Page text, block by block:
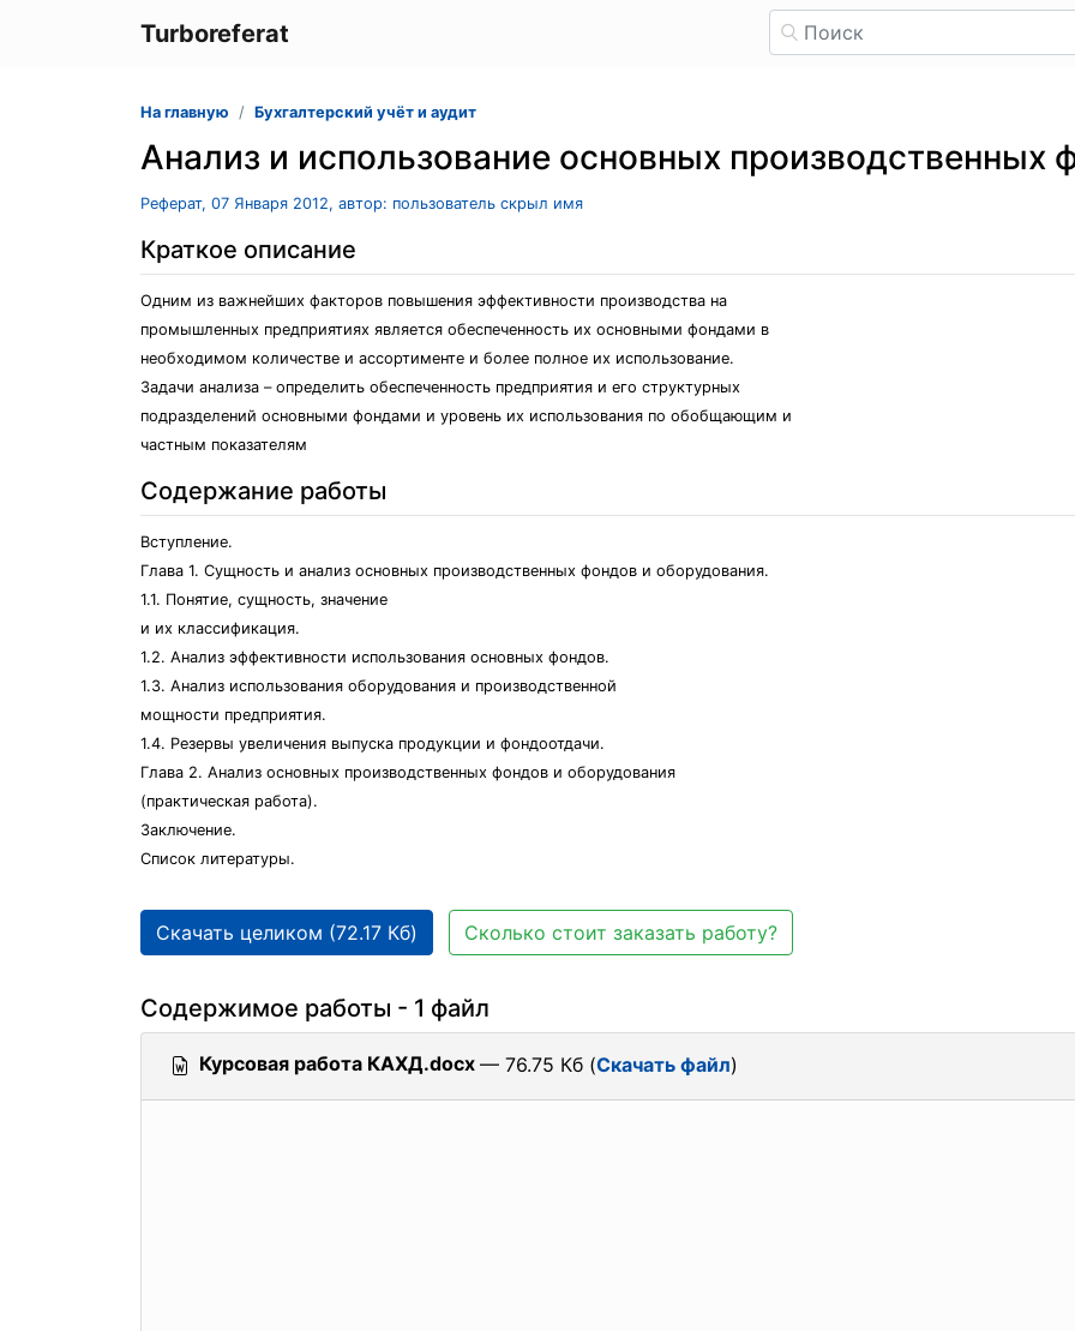
Turboreferat
На главную Бухгалтерский учёт и аудит
Анализ и использование основных производственных
Реферат, 07 Января 2012, автор: пользователь скрыл имя
Краткое описание
Одним из важнейших факторов повышения эффективности производства на
промышленных предприятиях является обеспеченность их основными фондами в
необходимом количестве и ассортименте и более полное их использование.
Задачи анализа – определить обеспеченность предприятия и его структурных
подразделений основными фондами и уровень их использования по обобщающим и
частным показателям
Содержание работы
Вступление.
Глава 1. Сущность и анализ основных производственных фондов и оборудования.
1.1. Понятие, сущность, значение
и их классификация.
1.2. Анализ эффективности использования основных фондов.
1.3. Анализ использования оборудования и производственной
мощности предприятия.
1.4. Резервы увеличения выпуска продукции и фондоотдачи.
Глава 2. Анализ основных производственных фондов и оборудования
(практическая работа).
Заключение.
Список литературы.
Скачать целиком (72.17 Кб) Сколько стоит заказать работу?
Содержимое работы - 1 файл
Курсовая работа КАХД.docx — 76.75 Кб (Скачать файл)